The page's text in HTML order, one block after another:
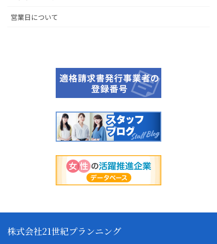
営業日について
株式会社21世紀プランニング